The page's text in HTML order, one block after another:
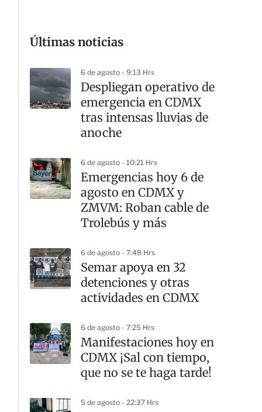
Últimas noticias
6 de agosto - 9:13 Hrs
Despliegan operativo de
emergencia en CDMX
tras intensas lluvias de
anoche
6 de agosto - 10:21 Hrs
Emergencias hoy 6 de
agosto en CDMX y
ZMVM: Roban cable de
Trolebús y más
6 de agosto - 7:48 Hrs
Semar apoya en 32
detenciones y otras
actividades en CDMX
6 de agosto - 7:25 Hrs
Manifestaciones hoy en
CDMX ¡Sal con tiempo,
que no se te haga tarde!
5 de agosto - 22:37 Hrs